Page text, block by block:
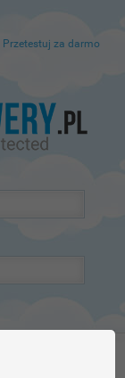
Przetestuj za darmo